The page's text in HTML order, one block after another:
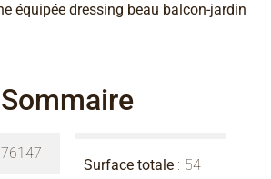
équipée dressing beau balcon-jardin
Sommaire
Surface totale
54